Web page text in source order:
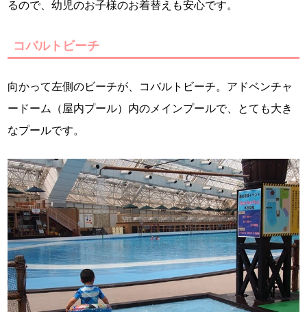
るので、幼児のお子様のお着替えも安心です。
コバルトビーチ
向かって左側のビーチが、コバルトビーチ。アドベンチャ
ードーム（屋内プール）内のメインプールで、とても大き
なプールです。